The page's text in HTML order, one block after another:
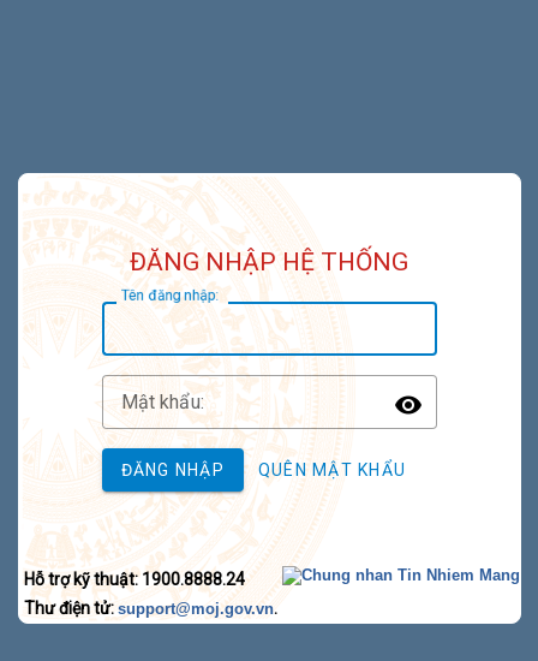
ĐĂNG NHẬP HỆ THỐNG
Tên đăng nhập:
Mật khẩu:
Toggle
ĐĂNG NHẬP QUÊN MẬT KHẨU
Hỗ trợ kỹ thuật: 1900.8888.24
Thư điện tử: support@moj.gov.vn.